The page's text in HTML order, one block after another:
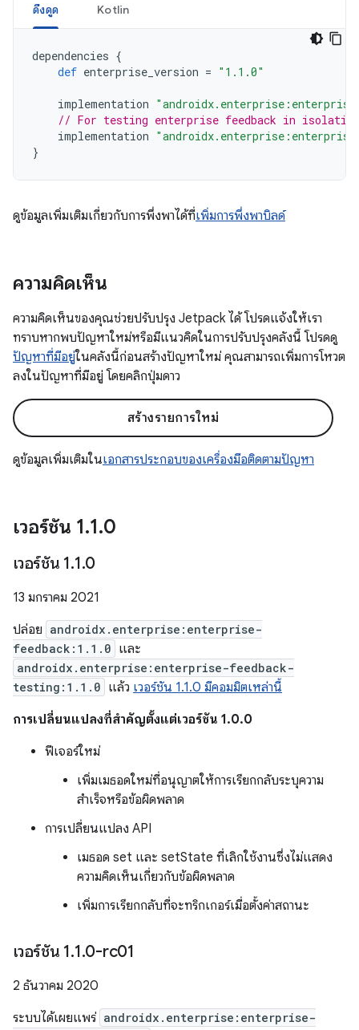
ดึงดูด Kotlin
dependencies {
def enterprise_version = "1.1.0"
implementation
// For testing enterprise feedback in isolation
implementation
}
ดูข้อมูลเพิ่มเติมเกี่ยวกับการพึ่งพาได้ที่เพิ่มการพึ่งพาบิลด์
ความคิดเห็น
ความคิดเห็นของคุณช่วยปรับปรุง Jetpack ได้ โปรดแจ้งให้เรา
ทราบหากพบปัญหาใหม่หรือมีแนวคิดในการปรับปรุงคลังนี้ โปรดดู
ปัญหาที่มีอยู่ในคลังนี้ก่อนสร้างปัญหาใหม่ คุณสามารถเพิ่มการโหวต
ลงในปัญหาที่มีอยู่ โดยคลิกปุ่มดาว
สร้างรายการใหม่
ดูข้อมูลเพิ่มเติมในเอกสารประกอบของเครื่องมือติดตามปัญหา
เวอร์ชัน 1.1.0
เวอร์ชัน 1.1.0
13 มกราคม 2021
ปล่อย androidx.enterprise:enterprise-
feedback:1.1.0 และ
androidx.enterprise:enterprise-feedback-
testing:1.1.0 แล้ว เวอร์ชัน 1.1.0 มีคอมมิตเหล่านี้
การเปลี่ยนแปลงที่สำคัญตั้งแต่เวอร์ชัน 1.0.0
ฟีเจอร์ใหม่
เพิ่มเมธอดใหม่ที่อนุญาตให้การเรียกกลับระบุความ
สําเร็จหรือข้อผิดพลาด
การเปลี่ยนแปลง API
เมธอด set และ setState ที่เลิกใช้งานซึ่งไม่แสดง
ความคิดเห็นเกี่ยวกับข้อผิดพลาด
เพิ่มการเรียกกลับที่จะทริกเกอร์เมื่อตั้งค่าสถานะ
เวอร์ชัน 1.1.0-rc01
2 ธันวาคม 2020
ระบบได้เผยแพร่ androidx.enterprise:enterprise-